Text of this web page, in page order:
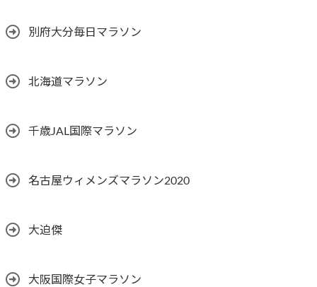
別府大分毎日マラソン
北海道マラソン
千歳JAL国際マラソン
名古屋ウィメンズマラソン2020
大迫傑
大阪国際女子マラソン